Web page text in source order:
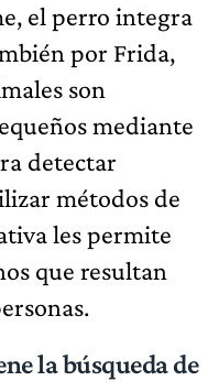
el perro integra
por Frida,
son
mediante
detectar
métodos de
les permite
que resultan
la búsqueda de